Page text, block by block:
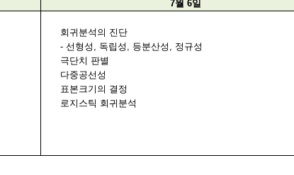
7월6일
회귀분석의 진단
- 선형성 , 독립성 , 등분산성 , 정규성
극단치 판별
다중공선성
표본크기의 결정
로지스틱 회귀분석